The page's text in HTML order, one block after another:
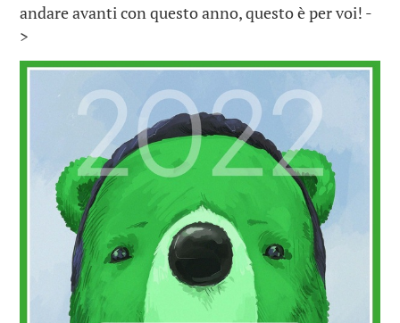
andare avanti con questo anno, questo è per voi! -
>